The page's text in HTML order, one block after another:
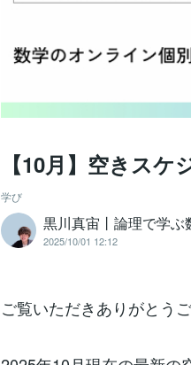
【10月】空きス
学び
黒川真宙丨論理で学ぶ
2025/10/01 12:12
ご覧いただきありがとうご